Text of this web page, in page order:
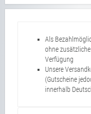
Als
ohne
Verfügung
Unsere
(Gutscheine
innerhalb